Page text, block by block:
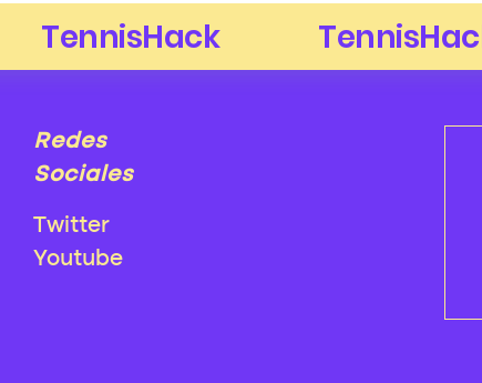
Redes
Sociales
Twitter
Youtube